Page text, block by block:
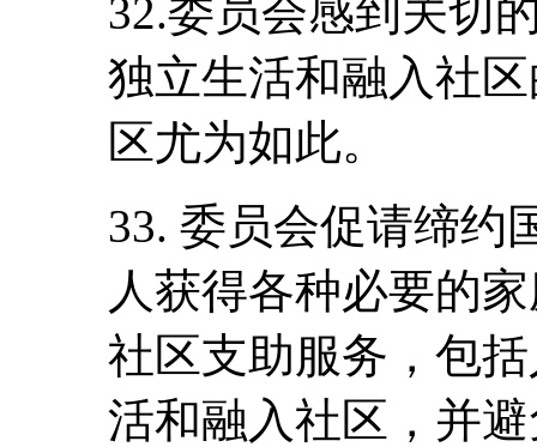
32.委员会感到关切
独立生活和融入社
区尤为如此。
33. 委员会促请缔约
人获得各种必要的
社区支助服务，包
活和融入社区，并